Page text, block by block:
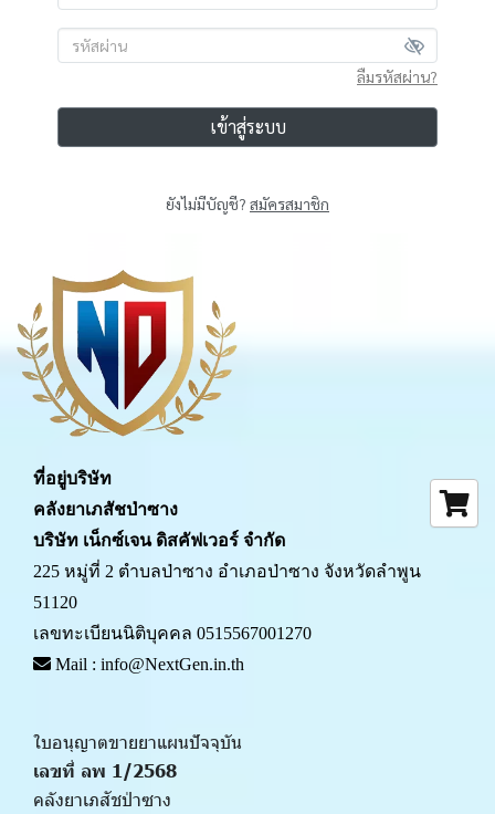
ลืมรหัสผ่าน?
เข้าสู่ระบบ
ยังไม่มีบัญชี? สมัครสมาชิก
ที่อยู่บริษัท
คลังยาเภสัชป่าซาง
บริษัท เน็กซ์เจน ดิสคัฟเวอร์ จำกัด
225 หมู่ที่ 2 ตำบลป่าซาง อำเภอป่าซาง จังหวัดลำพูน
51120
เลขทะเบียนนิติบุคคล 0515567001270
Mail : info@NextGen.in.th
ใบอนุญาตขายยาแผนปัจจุบัน
เลขที่ ลพ 1/2568
คลังยาเภสัชป่าซาง